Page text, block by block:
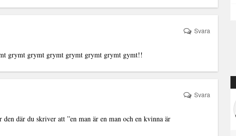
grymt grymt grymt grymt grymt grymt gymt!!
Svara
den där du skriver att ”en man är en man och en kvinna är
Svara